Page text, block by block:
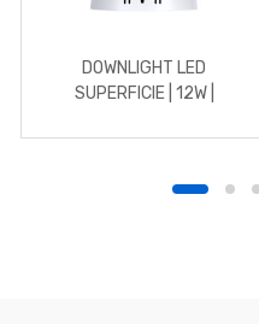
DOWNLIGHT LED
SUPERFICIE | 12W |
BLANCO